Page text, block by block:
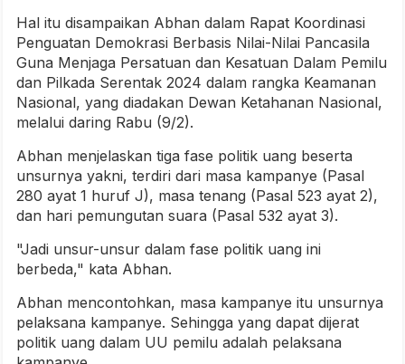
Hal itu disampaikan Abhan dalam Rapat Koordinasi
Penguatan Demokrasi Berbasis Nilai-Nilai Pancasila
Guna Menjaga Persatuan dan Kesatuan Dalam Pemilu
dan Pilkada Serentak 2024 dalam rangka Keamanan
Nasional, yang diadakan Dewan Ketahanan Nasional,
melalui daring Rabu (9/2).
Abhan menjelaskan tiga fase politik uang beserta
unsurnya yakni, terdiri dari masa kampanye (Pasal
280 ayat 1 huruf J), masa tenang (Pasal 523 ayat 2),
dan hari pemungutan suara (Pasal 532 ayat 3).
"Jadi unsur-unsur dalam fase politik uang ini
berbeda," kata Abhan.
Abhan mencontohkan, masa kampanye itu unsurnya
pelaksana kampanye. Sehingga yang dapat dijerat
politik uang dalam UU pemilu adalah pelaksana